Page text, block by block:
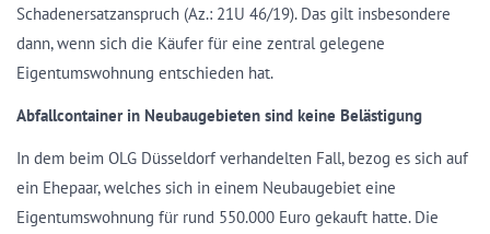
Schadenersatzanspruch (Az.: 21U 46/19). Das gilt insbesondere
dann, wenn sich die Käufer für eine zentral gelegene
Eigentumswohnung entschieden hat.
Abfallcontainer in Neubaugebieten sind keine Belästigung
In dem beim OLG Düsseldorf verhandelten Fall, bezog es sich auf
ein Ehepaar, welches sich in einem Neubaugebiet eine
Eigentumswohnung für rund 550.000 Euro gekauft hatte. Die